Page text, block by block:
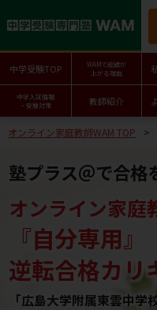
中学受験TOP
WAMで成績が
上がる理由
中学入試情報
・受験対策
教師紹介
オンライン家庭教師WAM TOP
塾プラス＠で合格
オンライン家庭
『自分専用』
逆転合格カリ
「広島大学附属東雲中学